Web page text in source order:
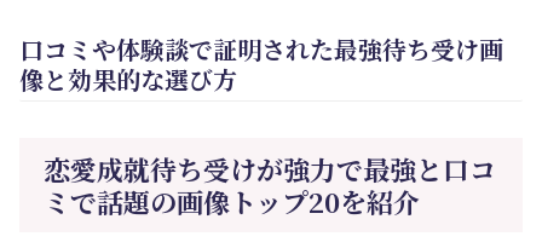
口コミや体験談で証明された最強待ち受け画
像と効果的な選び方
恋愛成就待ち受けが強力で最強と口コ
ミで話題の画像トップ20を紹介